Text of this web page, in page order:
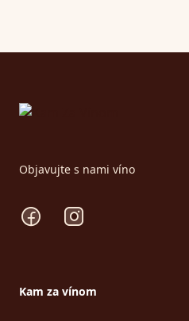
Objavujte s nami víno
FacebookInstagram
Kam za vínom